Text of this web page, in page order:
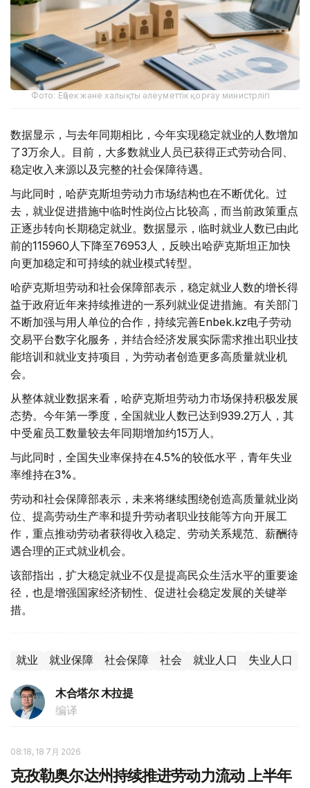
Фото: Еңбек және халықты әлеуметтік қорғау министрлігі
数据显示，与去年同期相比，今年实现稳定就业的人数增加
了3万余人。目前，大多数就业人员已获得正式劳动合同、
稳定收入来源以及完整的社会保障待遇。
与此同时，哈萨克斯坦劳动力市场结构也在不断优化。过
去，就业促进措施中临时性岗位占比较高，而当前政策重点
正逐步转向长期稳定就业。数据显示，临时就业人数已由此
前的115960人下降至76953人，反映出哈萨克斯坦正加快
向更加稳定和可持续的就业模式转型。
哈萨克斯坦劳动和社会保障部表示，稳定就业人数的增长得
益于政府近年来持续推进的一系列就业促进措施。有关部门
不断加强与用人单位的合作，持续完善Enbek.kz电子劳动
交易平台数字化服务，并结合经济发展实际需求推出职业技
能培训和就业支持项目，为劳动者创造更多高质量就业机
会。
从整体就业数据来看，哈萨克斯坦劳动力市场保持积极发展
态势。今年第一季度，全国就业人数已达到939.2万人，其
中受雇员工数量较去年同期增加约15万人。
与此同时，全国失业率保持在4.5%的较低水平，青年失业
率维持在3%。
劳动和社会保障部表示，未来将继续围绕创造高质量就业岗
位、提高劳动生产率和提升劳动者职业技能等方向开展工
作，重点推动劳动者获得收入稳定、劳动关系规范、薪酬待
遇合理的正式就业机会。
该部指出，扩大稳定就业不仅是提高民众生活水平的重要途
径，也是增强国家经济韧性、促进社会稳定发展的关键举
措。
就业 就业保障 社会保障 社会 就业人口 失业人口
木合塔尔 木拉提
编译
08:18, 18 7月 2026
克孜勒奥尔达州持续推进劳动力流动 上半年